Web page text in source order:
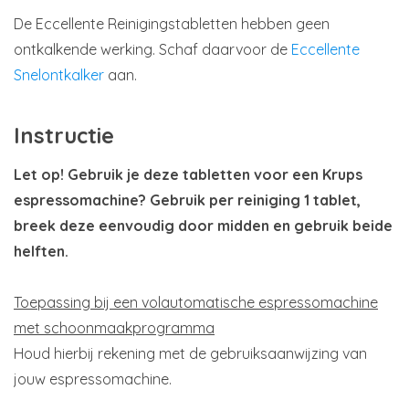
De Eccellente Reinigingstabletten hebben geen
ontkalkende werking. Schaf daarvoor de Eccellente
Snelontkalker aan.
Instructie
Let op! Gebruik je deze tabletten voor een Krups
espressomachine? Gebruik per reiniging 1 tablet,
breek deze eenvoudig door midden en gebruik beide
helften.
Toepassing bij een volautomatische espressomachine
met schoonmaakprogramma
Houd hierbij rekening met de gebruiksaanwijzing van
jouw espressomachine.